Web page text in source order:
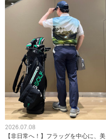
2026.07.08
【非日常へ！】フラッグを中心に、美